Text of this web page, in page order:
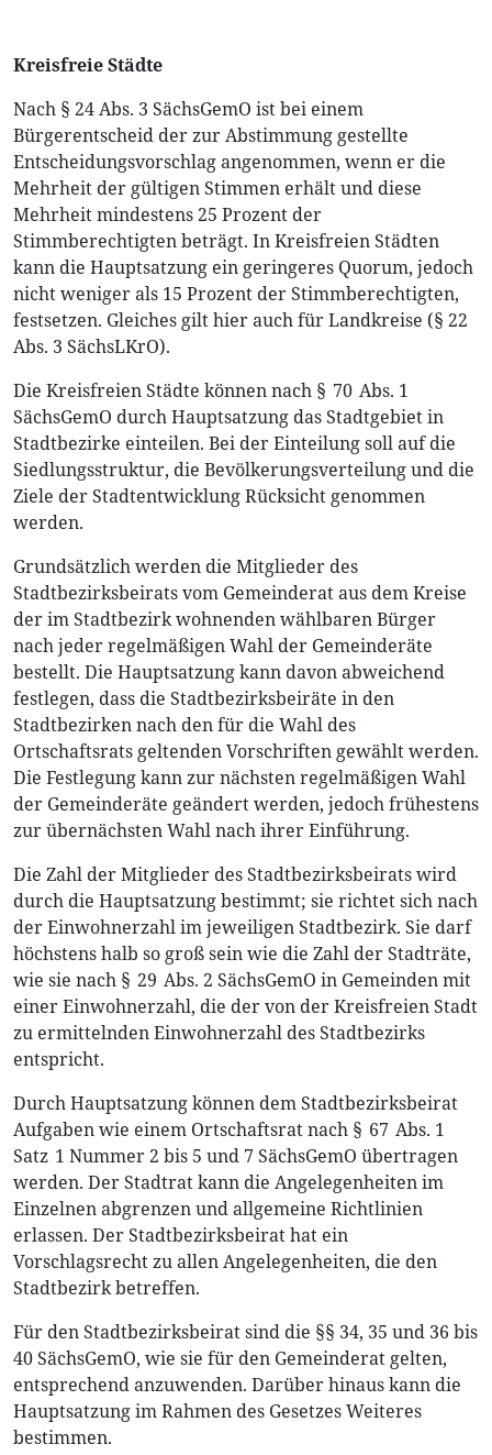
Kreisfreie Städte
Nach § 24 Abs. 3 SächsGemO ist bei einem
Bürgerentscheid der zur Abstimmung gestellte
Entscheidungsvorschlag angenommen, wenn er die
Mehrheit der gültigen Stimmen erhält und diese
Mehrheit mindestens 25 Prozent der
Stimmberechtigten beträgt. In Kreisfreien Städten
kann die Hauptsatzung ein geringeres Quorum, jedoch
nicht weniger als 15 Prozent der Stimmberechtigten,
festsetzen. Gleiches gilt hier auch für Landkreise (§ 22
Abs. 3 SächsLKrO).
Die Kreisfreien Städte können nach § 70 Abs. 1
SächsGemO durch Hauptsatzung das Stadtgebiet in
Stadtbezirke einteilen. Bei der Einteilung soll auf die
Siedlungsstruktur, die Bevölkerungsverteilung und die
Ziele der Stadtentwicklung Rücksicht genommen
werden.
Grundsätzlich werden die Mitglieder des
Stadtbezirksbeirats vom Gemeinderat aus dem Kreise
der im Stadtbezirk wohnenden wählbaren Bürger
nach jeder regelmäßigen Wahl der Gemeinderäte
bestellt. Die Hauptsatzung kann davon abweichend
festlegen, dass die Stadtbezirksbeiräte in den
Stadtbezirken nach den für die Wahl des
Ortschaftsrats geltenden Vorschriften gewählt werden.
Die Festlegung kann zur nächsten regelmäßigen Wahl
der Gemeinderäte geändert werden, jedoch frühestens
zur übernächsten Wahl nach ihrer Einführung.
Die Zahl der Mitglieder des Stadtbezirksbeirats wird
durch die Hauptsatzung bestimmt; sie richtet sich nach
der Einwohnerzahl im jeweiligen Stadtbezirk. Sie darf
höchstens halb so groß sein wie die Zahl der Stadträte,
wie sie nach § 29 Abs. 2 SächsGemO in Gemeinden mit
einer Einwohnerzahl, die der von der Kreisfreien Stadt
zu ermittelnden Einwohnerzahl des Stadtbezirks
entspricht.
Durch Hauptsatzung können dem Stadtbezirksbeirat
Aufgaben wie einem Ortschaftsrat nach § 67 Abs. 1
Satz 1 Nummer 2 bis 5 und 7 SächsGemO übertragen
werden. Der Stadtrat kann die Angelegenheiten im
Einzelnen abgrenzen und allgemeine Richtlinien
erlassen. Der Stadtbezirksbeirat hat ein
Vorschlagsrecht zu allen Angelegenheiten, die den
Stadtbezirk betreffen.
Für den Stadtbezirksbeirat sind die §§ 34, 35 und 36 bis
40 SächsGemO, wie sie für den Gemeinderat gelten,
entsprechend anzuwenden. Darüber hinaus kann die
Hauptsatzung im Rahmen des Gesetzes Weiteres
bestimmen.